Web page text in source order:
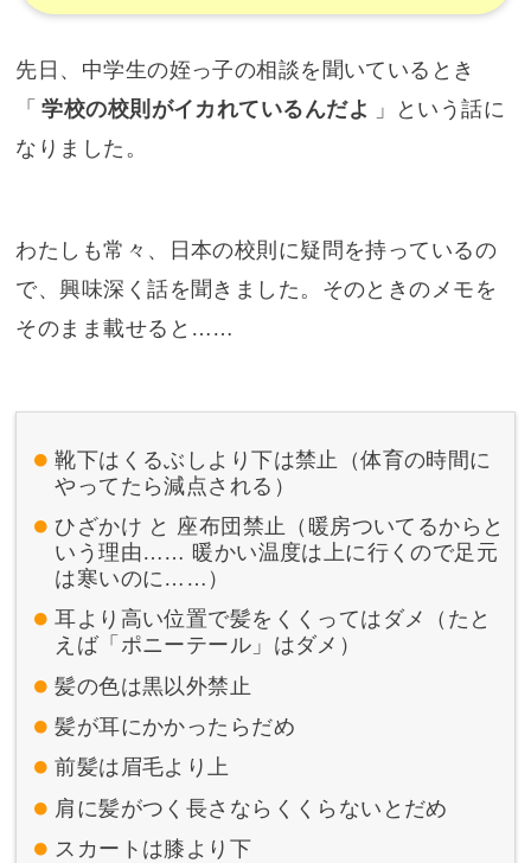
先日、中学生の姪っ子の相談を聞いているとき
「 学校の校則がイカれているんだよ
」という話に
なりました。
わたしも常々、日本の校則に疑問を持っているの
で、興味深く話を聞きました。そのときのメモを
そのまま載せると……
靴下はくるぶしより下は禁止（体育の時間に
やってたら減点される）
ひざかけ と 座布団禁止（暖房ついてるからと
いう理由…… 暖かい温度は上に行くので足元
は寒いのに……）
耳より高い位置で髪をくくってはダメ（たと
えば「ポニーテール」はダメ）
髪の色は黒以外禁止
髪が耳にかかったらだめ
前髪は眉毛より上
肩に髪がつく長さならくくらないとだめ
スカートは膝より下